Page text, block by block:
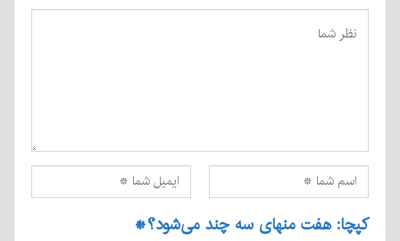
کپچا: هفت منهای سه چند می‌شود؟*